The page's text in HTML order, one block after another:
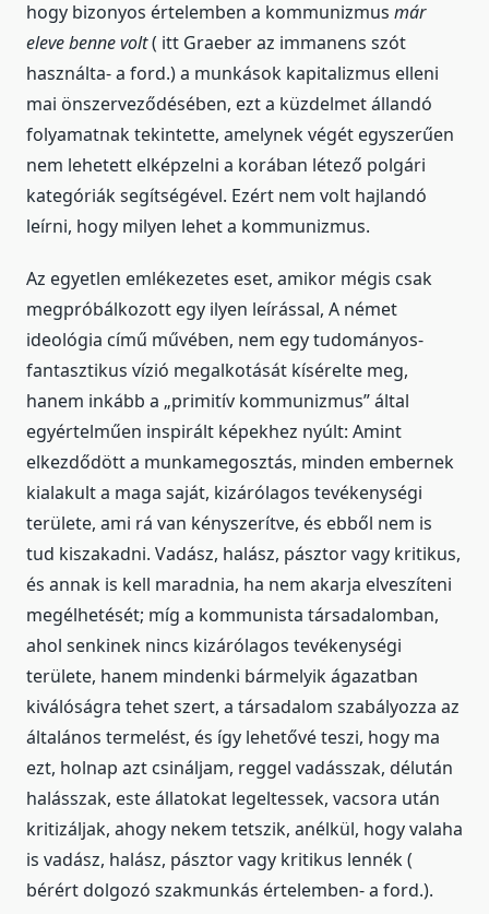
hogy bizonyos értelemben a kommunizmus már
eleve benne volt( itt Graeber az immanens szót
használta- a ford.) a munkások kapitalizmus elleni
mai önszerveződésében, ezt a küzdelmet állandó
folyamatnak tekintette, amelynek végét egyszerűen
nem lehetett elképzelni a korában létező polgári
kategóriák segítségével. Ezért nem volt hajlandó
leírni, hogy milyen lehet a kommunizmus.
Az egyetlen emlékezetes eset, amikor mégis csak
megpróbálkozott egy ilyen leírással, A német
ideológia című művében, nem egy tudományos-
fantasztikus vízió megalkotását kísérelte meg,
hanem inkább a „primitív kommunizmus” által
egyértelműen inspirált képekhez nyúlt: Amint
elkezdődött a munkamegosztás, minden embernek
kialakult a maga saját, kizárólagos tevékenységi
területe, ami rá van kényszerítve, és ebből nem is
tud kiszakadni. Vadász, halász, pásztor vagy kritikus,
és annak is kell maradnia, ha nem akarja elveszíteni
megélhetését; míg a kommunista társadalomban,
ahol senkinek nincs kizárólagos tevékenységi
területe, hanem mindenki bármelyik ágazatban
kiválóságra tehet szert, a társadalom szabályozza az
általános termelést, és így lehetővé teszi, hogy ma
ezt, holnap azt csináljam, reggel vadásszak, délután
halásszak, este állatokat legeltessek, vacsora után
kritizáljak, ahogy nekem tetszik, anélkül, hogy valaha
is vadász, halász, pásztor vagy kritikus lennék (
bérért dolgozó szakmunkás értelemben- a ford.).